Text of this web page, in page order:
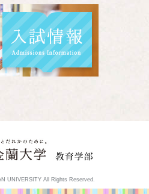
UNIVERSITY All Rights Reserved.